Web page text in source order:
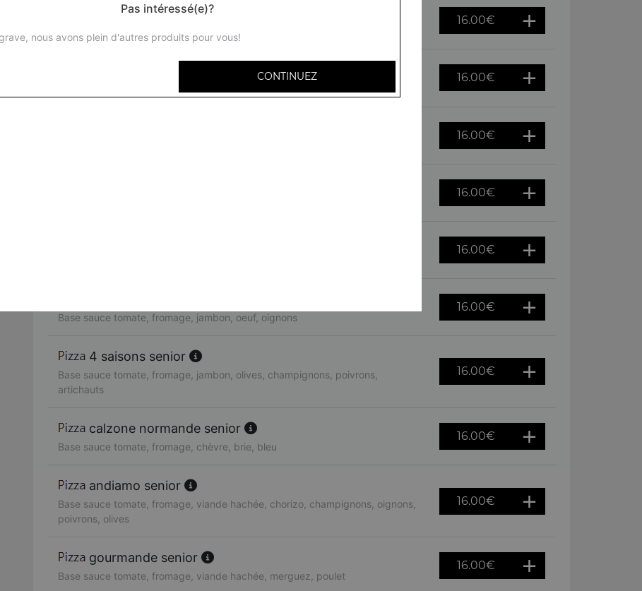
bari senior
Base sauce tomate, fromage, chèvre, brie, tomates fraîches, raclette
16.00€
16.00€
16.00€
16.00€
16.00€
Base sauce tomate, fromage, jambon, oeuf, oignons
16.00€
4 saisons senior
Base sauce tomate, fromage, jambon, olives, champignons, poivrons,
artichauts
16.00€
calzone normande senior
Base sauce tomate, fromage, chèvre, brie, bleu
16.00€
andiamo senior
Base sauce tomate, fromage, viande hachée, chorizo, champignons, oignons,
poivrons, olives
16.00€
gourmande senior
Base sauce tomate, fromage, viande hachée, merguez, poulet
16.00€
Pas intéressé(e)?
nous avons plein d'autres produits pour vous!
CONTINUEZ